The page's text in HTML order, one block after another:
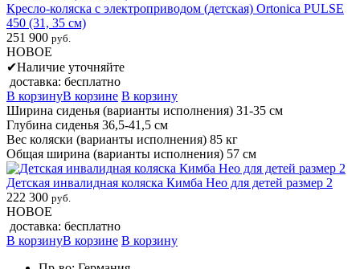
Кресло-коляска с электроприводом (детская) Ortonica PULSE
450 (31, 35 см)
251 900 руб.
НОВОЕ
✔Наличие уточняйте
доставка: бесплатно
В корзинуВ корзине В корзину
Ширина сиденья (варианты исполнения) 31-35 см
Глубина сиденья 36,5-41,5 см
Вес коляски (варианты исполнения) 85 кг
Общая ширина (варианты исполнения) 57 см
Детская инвалидная коляска Кимба Нео для детей размер 2
222 300 руб.
НОВОЕ
доставка: бесплатно
В корзинуВ корзине В корзину